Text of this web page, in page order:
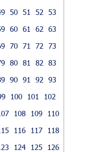
50 51 52
53
60 61 62
63
70 71 72
73
80 81 82
83
90 91 92
93
100 101
102
108 109
110
116 117
118
124 125
126